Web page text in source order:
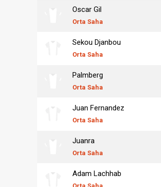
Oscar Gil
Orta Saha
Sekou Djanbou
Orta Saha
Palmberg
Orta Saha
Juan Fernandez
Orta Saha
Juanra
Orta Saha
Adam Lachhab